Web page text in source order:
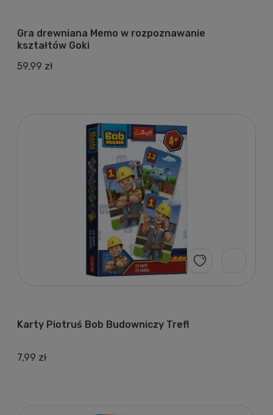
Gra drewniana Memo w rozpoznawanie
kształtów Goki
59,99 zł
Karty Piotruś Bob Budowniczy Trefl
7,99 zł